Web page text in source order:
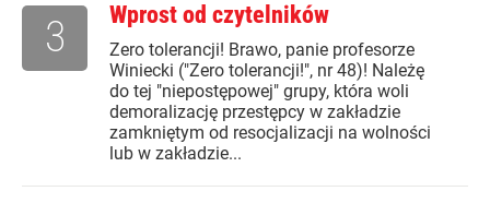
Wprost od czytelników
Zero tolerancji! Brawo, panie profesorze
Winiecki ("Zero tolerancji!", nr 48)! Należę
do tej "niepostępowej" grupy, która woli
demoralizację przestępcy w zakładzie
zamkniętym od resocjalizacji na wolności
lub w zakładzie...
3